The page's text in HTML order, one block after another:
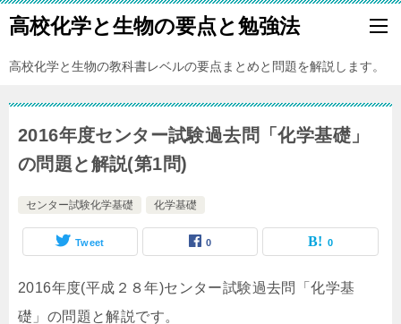
高校化学と生物の要点と勉強法
高校化学と生物の教科書レベルの要点まとめと問題を解説します。
2016年度センター試験過去問「化学基礎」
の問題と解説(第1問)
センター試験化学基礎 化学基礎
Tweet 0 0
2016年度(平成２８年)センター試験過去問「化学基
礎」の問題と解説です。